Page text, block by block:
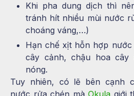
Khi pha dung dịch thì
tránh hít nhiều mùi nước
choáng váng,…)
Hạn chế xịt hỗn hợp
cây cảnh, chậu hoa
nóng.
Tuy nhiên, có lẽ bên cạnh